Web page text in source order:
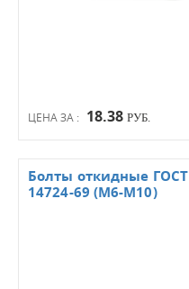
ЦЕНА ЗА : 18.38 РУБ.
Болты откидные ГОСТ
14724-69 (М6-М10)